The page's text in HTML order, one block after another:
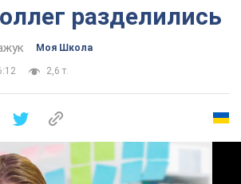
разделились
Моя Школа
2,6 т.